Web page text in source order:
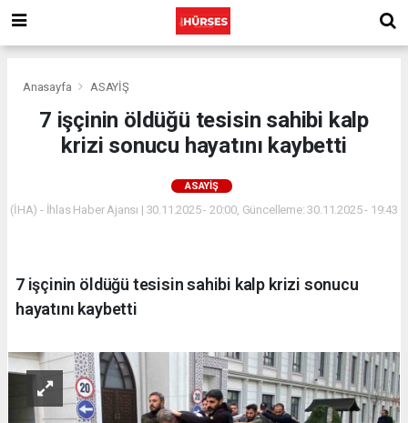
Anasayfa ASAYİŞ
7 işçinin öldüğü tesisin sahibi kalp
krizi sonucu hayatını kaybetti
ASAYİŞ
(İHA) - İhlas Haber Ajansı | 30.11.2025 - 20:00, Güncelleme: 30.11.2025 - 19:43
7 işçinin öldüğü tesisin sahibi kalp krizi sonucu
hayatını kaybetti